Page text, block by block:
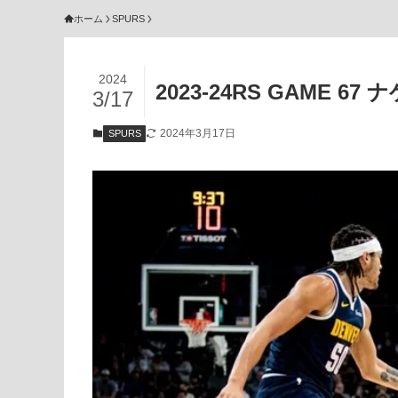
ホーム SPURS
2023-24RS GAME 67 ナ
2024
3/17
SPURS 2024年3月17日